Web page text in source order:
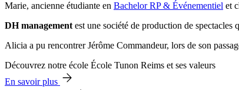
Marie, ancienne étudiante en Bachelor RP & Événementiel et
DH managementest une société de production de spectacles
Alicia a pu rencontrer Jérôme Commandeur, lors de son
Découvrez notre école École Tunon Reims et ses valeurs
En savoir plus